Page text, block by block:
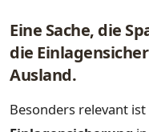
Eine Sache, die
die
Ausland.
Besonders relevant